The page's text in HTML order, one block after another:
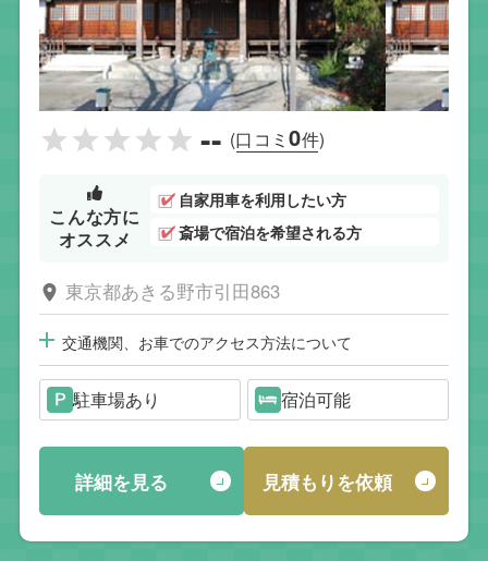
-- (口コミ0件)
こんな方に
オススメ
自家用車を利用したい方
斎場で宿泊を希望される方
東京都あきる野市引田863
交通機関、お車でのアクセス方法について
駐車場あり 宿泊可能
詳細を見る 見積もりを依頼